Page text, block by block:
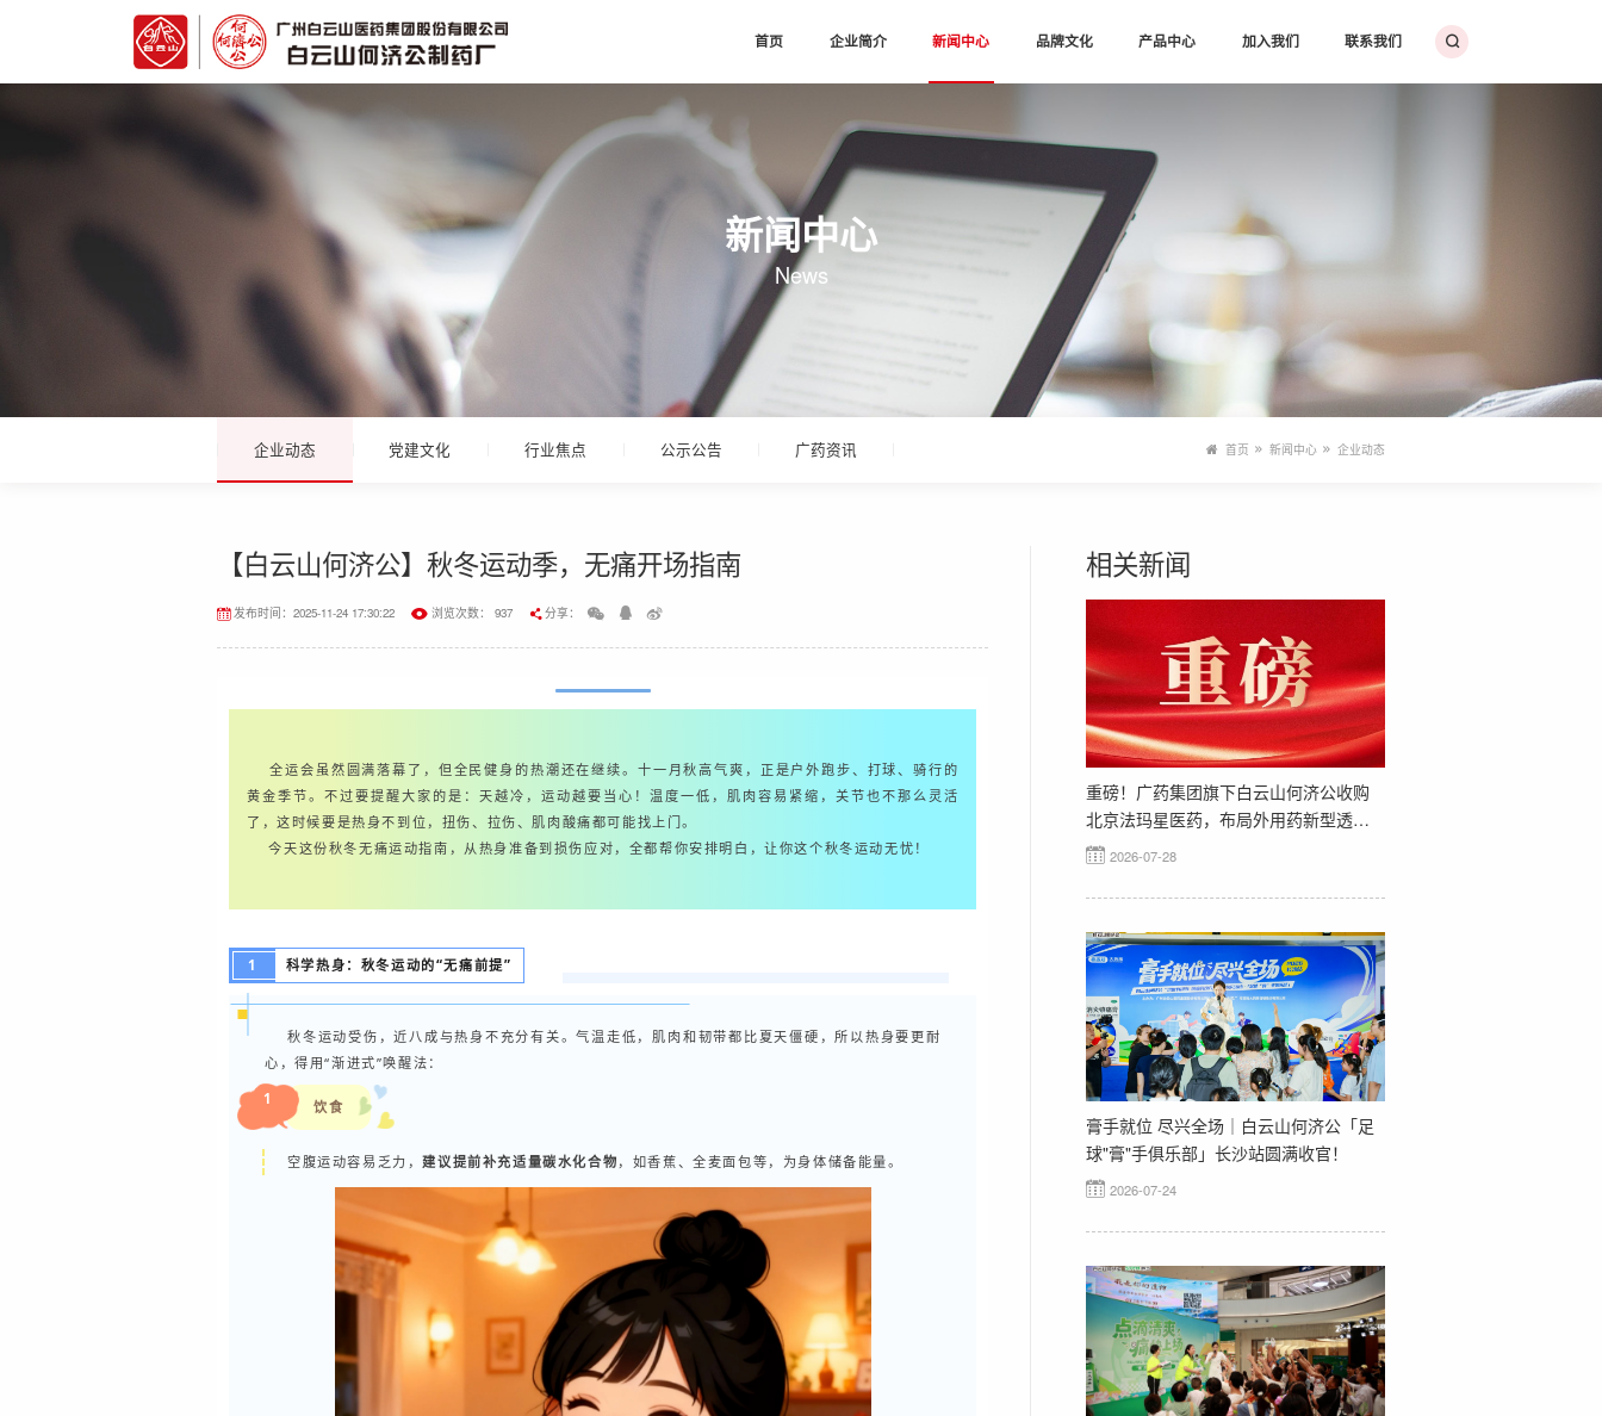
首页 企业简介 新闻中心 品牌文化 产品中心 加入我们 联系我们
新闻中心
News
企业动态 党建文化 行业焦点 公示公告 广药资讯 首页 新闻中心 企业动态
【白云山何济公】秋冬运动季，无痛开场指南
发布时间：2025-11-24 17:30:22 浏览次数： 937 分享：
全运会虽然圆满落幕了，但全民健身的热潮还在继续。十一月秋高气爽，正是户外跑步、打球、骑行的
黄金季节。不过要提醒大家的是：天越冷，运动越要当心！温度一低，肌肉容易紧缩，关节也不那么灵活
了，这时候要是热身不到位，扭伤、拉伤、肌肉酸痛都可能找上门。
今天这份秋冬无痛运动指南，从热身准备到损伤应对，全都帮你安排明白，让你这个秋冬运动无忧！
1 科学热身：秋冬运动的“无痛前提”
秋冬运动受伤，近八成与热身不充分有关。气温走低，肌肉和韧带都比夏天僵硬，所以热身要更耐
心，得用“渐进式”唤醒法：
1
饮食
空腹运动容易乏力，建议提前补充适量碳水化合物 ，如香蕉、全麦面包等，为身体储备能量。
相关新闻
重磅！广药集团旗下白云山何济公收购
北京法玛星医药，布局外用药新型透皮
贴剂领域
2026-07-28
膏手就位 尽兴全场｜白云山何济公「足
球"膏"手俱乐部」长沙站圆满收官！
2026-07-24